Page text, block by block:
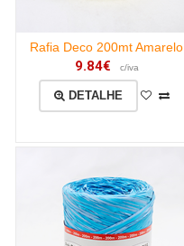
Rafia Deco 200mt Amarelo
9.84€ c/iva
DETALHE